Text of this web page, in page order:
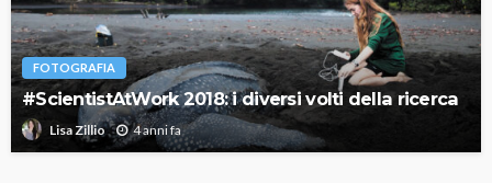
FOTOGRAFIA
#ScientistAtWork 2018: i diversi volti della ricerca
Lisa Zillio 4 anni fa